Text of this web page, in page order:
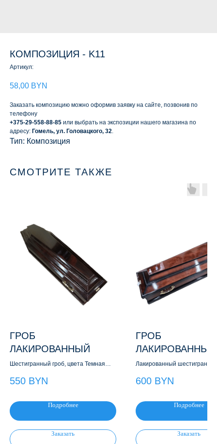
КОМПОЗИЦИЯ - K11
Артикул:
58,00 BYN
Заказать композицию можно оформив заявку на сайте, позвонив по
телефону
+375-29-558-88-85 или выбрать на экспозиции нашего магазина по
адресу: Гомель, ул. Головацкого, 32.
Тип: Композиция
СМОТРИТЕ ТАКЖЕ
ГРОБ
ЛАКИРОВАННЫЙ
Шестигранный гроб, цвета Темная
пород
550 BYN
Подробнее
Заказать
ГРОБ
ЛАКИРОВАННЫЙ
Лакированный
600 BYN
Подробнее
Заказать